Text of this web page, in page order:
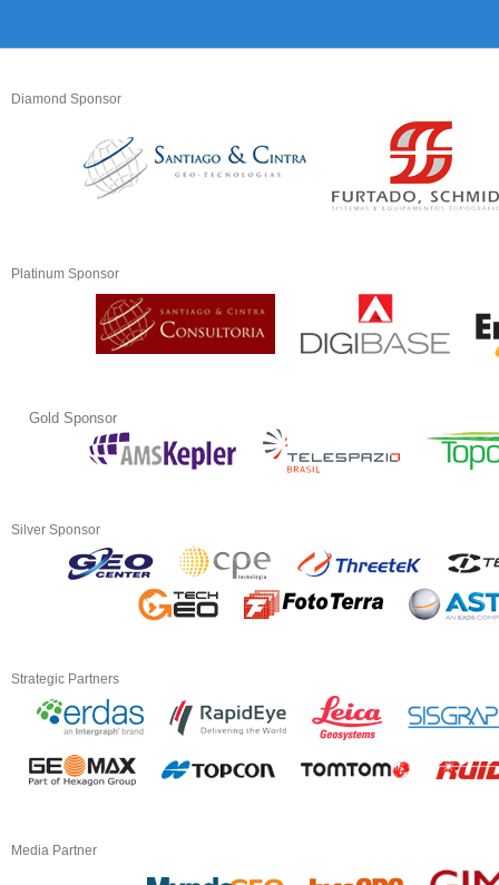
Diamond Sponsor
Platinum Sponsor
Gold Sponsor
Silver Sponsor
Strategic Partners
Media Partner